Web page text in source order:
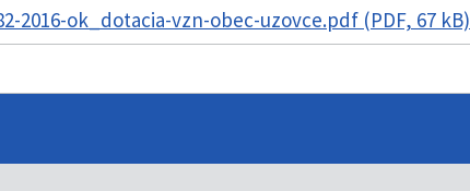
2016-ok_dotacia-vzn-obec-uzovce.pdf (PDF, 67 kB)